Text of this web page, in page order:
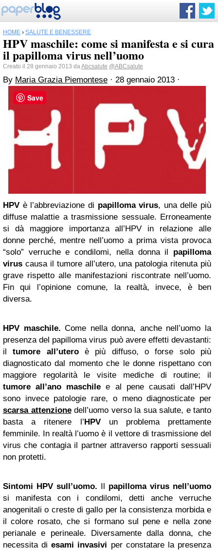
HOME › SALUTE E BENESSERE
HPV maschile: come si manifesta e si cura
il papilloma virus nell’uomo
Creato il 28 gennaio 2013 daAbcsalute @ABCsalute
By Maria Grazia Piemontese · 28 gennaio 2013 ·
HPV è l’abbreviazione di papilloma virus, una delle più
diffuse malattie a trasmissione sessuale. Erroneamente
si dà maggiore importanza all’HPV in relazione alle
donne perché, mentre nell’uomo a prima vista provoca
“solo” verruche e condilomi, nella donna il papilloma
virus causa il tumore all’utero, una patologia ritenuta più
grave rispetto alle manifestazioni riscontrate nell’uomo.
Fin qui l’opinione comune, la realtà, invece, è ben
diversa.
HPV maschile. Come nella donna, anche nell’uomo la
presenza del papilloma virus può avere effetti devastanti:
il tumore all’uteroè più diffuso, o forse solo più
diagnosticato dal momento che le donne rispettano con
maggiore regolarità le visite mediche di routine; il
tumore all’ano maschile e al pene causati dall’HPV
sono invece patologie rare, o meno diagnosticate per
scarsa attenzionedell’uomo verso la sua salute, e tanto
basta a ritenere l’HPVun problema prettamente
femminile. In realtà l’uomo è il vettore di trasmissione del
virus che contagia il partner attraverso rapporti sessuali
non protetti.
Sintomi HPV sull’uomo. Il papilloma virus nell’uomo
si manifesta con i condilomi, detti anche verruche
anogenitali o creste di gallo per la consistenza morbida e
il colore rosato, che si formano sul pene e nella zone
perianale e perineale. Diversamente dalla donna, che
necessita diesami invasivi per constatare la presenza
Save